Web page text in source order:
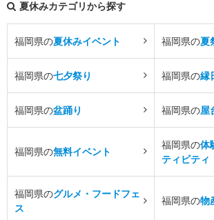
夏休みカテゴリから探す
福岡県の夏休みイベント 福岡県の夏
福岡県の七夕祭り 福岡県の縁
福岡県の盆踊り 福岡県の屋
福岡県の無料イベント
福岡県の体
ティビティ
福岡県のグルメ・フードフェ
ス
福岡県の物